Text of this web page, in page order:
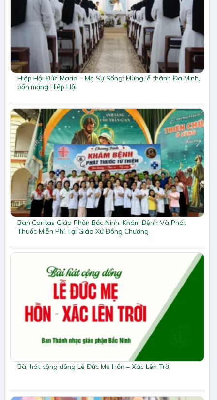
Hiệp Hội Đức Maria – Mẹ Sự Sống: Mừng lễ thánh Đa Minh,
bổn mạng Hiệp Hội
Ban Caritas Giáo Phận Bắc Ninh: Khám Bệnh Và Phát
Thuốc Miễn Phí Tại Giáo Xứ Đồng Chương
Bài hát cộng đồng Lễ Đức Mẹ Hồn – Xác Lên Trời